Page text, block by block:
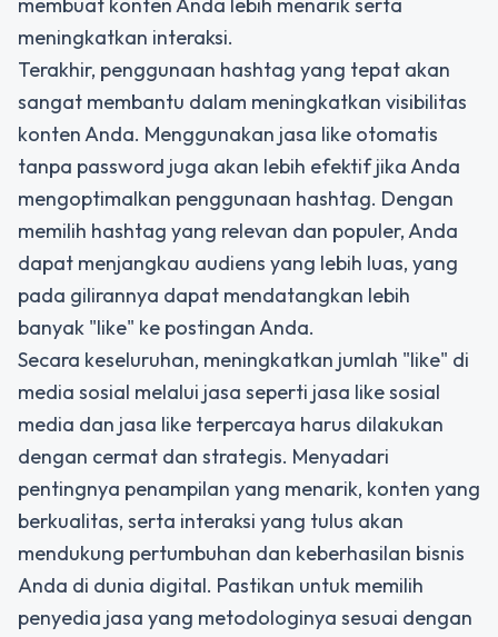
meningkatkan interaksi.
Terakhir, penggunaan hashtag yang tepat akan
sangat membantu dalam meningkatkan visibilitas
konten Anda. Menggunakan jasa like otomatis
tanpa password juga akan lebih efektif jika Anda
mengoptimalkan penggunaan hashtag. Dengan
memilih hashtag yang relevan dan populer, Anda
dapat menjangkau audiens yang lebih luas, yang
pada gilirannya dapat mendatangkan lebih
banyak "like" ke postingan Anda.
Secara keseluruhan, meningkatkan jumlah "like" di
media sosial melalui jasa seperti jasa like sosial
media dan jasa like terpercaya harus dilakukan
dengan cermat dan strategis. Menyadari
pentingnya penampilan yang menarik, konten yang
berkualitas, serta interaksi yang tulus akan
mendukung pertumbuhan dan keberhasilan bisnis
Anda di dunia digital. Pastikan untuk memilih
penyedia jasa yang metodologinya sesuai dengan